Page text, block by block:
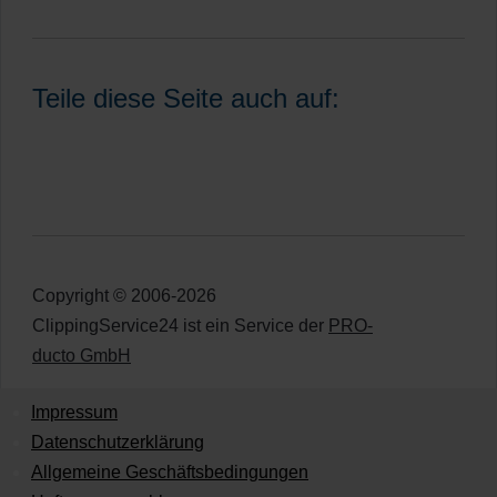
Teile diese Seite auch auf:
Copyright © 2006-2026
ClippingService24 ist ein Service der PRO-
ducto GmbH
Impressum
Datenschutzerklärung
Allgemeine Geschäftsbedingungen